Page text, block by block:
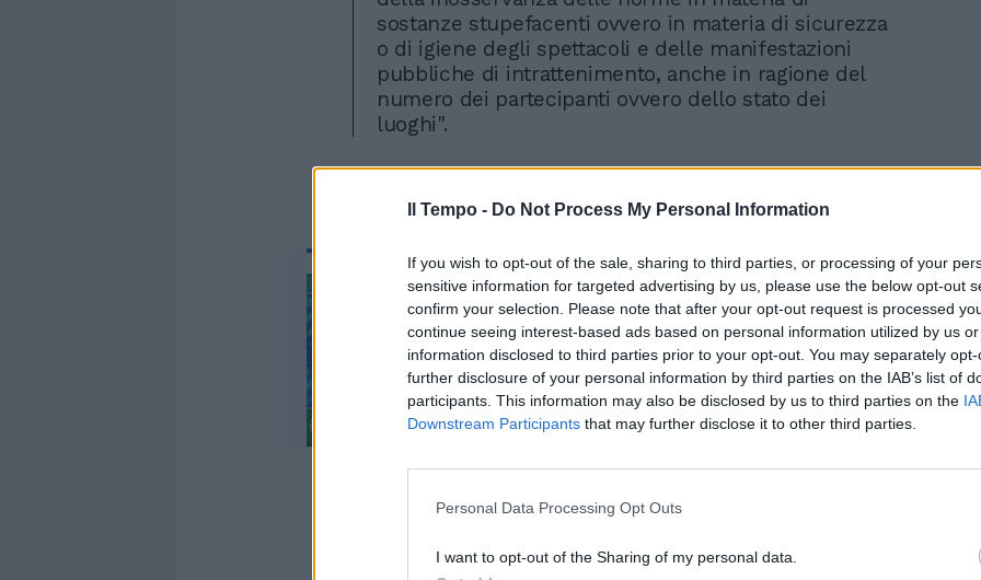
Il Tempo - Do Not Process My Personal Information
If you wish to opt-out of the sale, sharing to third parties, or processing of your
sensitive information for targeted advertising by us, please use the below opt-out
confirm your selection. Please note that after your opt-out request is processed
continue seeing interest-based ads based on personal information utilized by us
information disclosed to third parties prior to your opt-out. You may separately
further disclosure of your personal information by third parties on the IAB’s list of
participants. This information may also be disclosed by us to third parties on the
Downstream Participants that may further disclose it to other third parties.
Personal Data Processing Opt Outs
I want to opt-out of the Sharing of my personal data.
sostanze stupefacenti ovvero in materia di sicurezza
o di igiene degli spettacoli e delle manifestazioni
pubbliche di intrattenimento, anche in ragione del
numero dei partecipanti ovvero dello stato dei
luoghi".
"Mettiti l'anima in pace",
Mollicone sbotta per il
"comizio" anti Meloni:
panico in tv
Nel testo, quindi, sparisce il riferimento a 50 persone,